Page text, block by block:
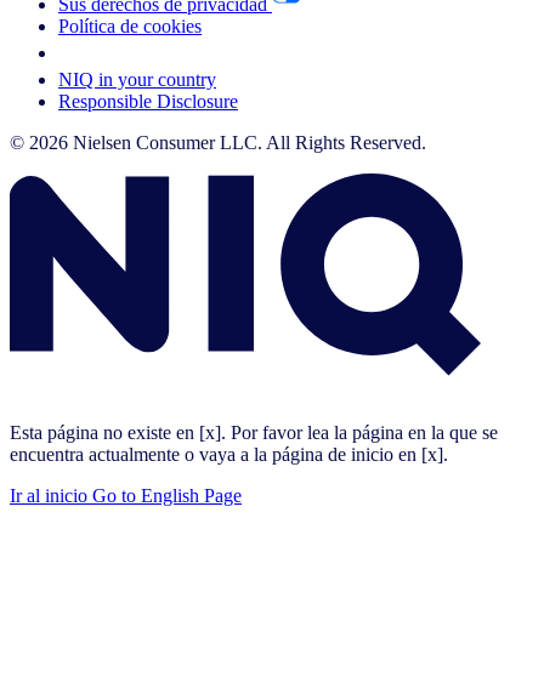
Sus derechos de privacidad
Política de cookies
NIQ in your country
Responsible Disclosure
© 2026 Nielsen Consumer LLC. All Rights Reserved.
Esta página no existe en [x]. Por favor lea la página en la que se
encuentra actualmente o vaya a la página de inicio en [x].
Ir al inicio Go to English Page